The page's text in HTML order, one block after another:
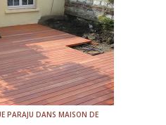
PARAJU DANS MAISON DE